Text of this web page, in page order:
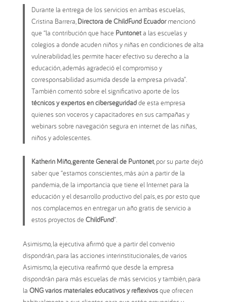
Durante la entrega de los servicios en ambas escuelas,
Cristina Barrera,Directora de ChildFund Ecuadormencionó
que “la contribución que hace Puntoneta las escuelas y
colegios a donde acuden niños y niñas en condiciones de alta
vulnerabilidad, les permite hacer efectivo su derecho a la
educación, además agradeció el compromiso y
corresponsabilidad asumida desde la empresa privada”.
También comentó sobre el significativo aporte de los
técnicos y expertos en ciberseguridadde esta empresa
quienes son voceros y capacitadores en sus campañas y
webinars sobre navegación segura en internet de las niñas,
niños y adolescentes.
Katherin Miño, gerente General de Puntonet, por su parte dejó
saber que “estamos conscientes, más aún a partir de la
pandemia, de la importancia que tiene el Internet para la
educación y el desarrollo productivo del país, es por esto que
nos complacemos en entregar un año gratis de servicio a
estos proyectos deChildFund”.
Asimismo, la ejecutiva afirmó que a partir del convenio
dispondrán, para las acciones interinstitucionales, de varios
Asimismo, la ejecutiva reafirmó que desde la empresa
dispondrán para más escuelas de más servicios y también, para
la ONG varios materiales educativos y reflexivosque ofrecen